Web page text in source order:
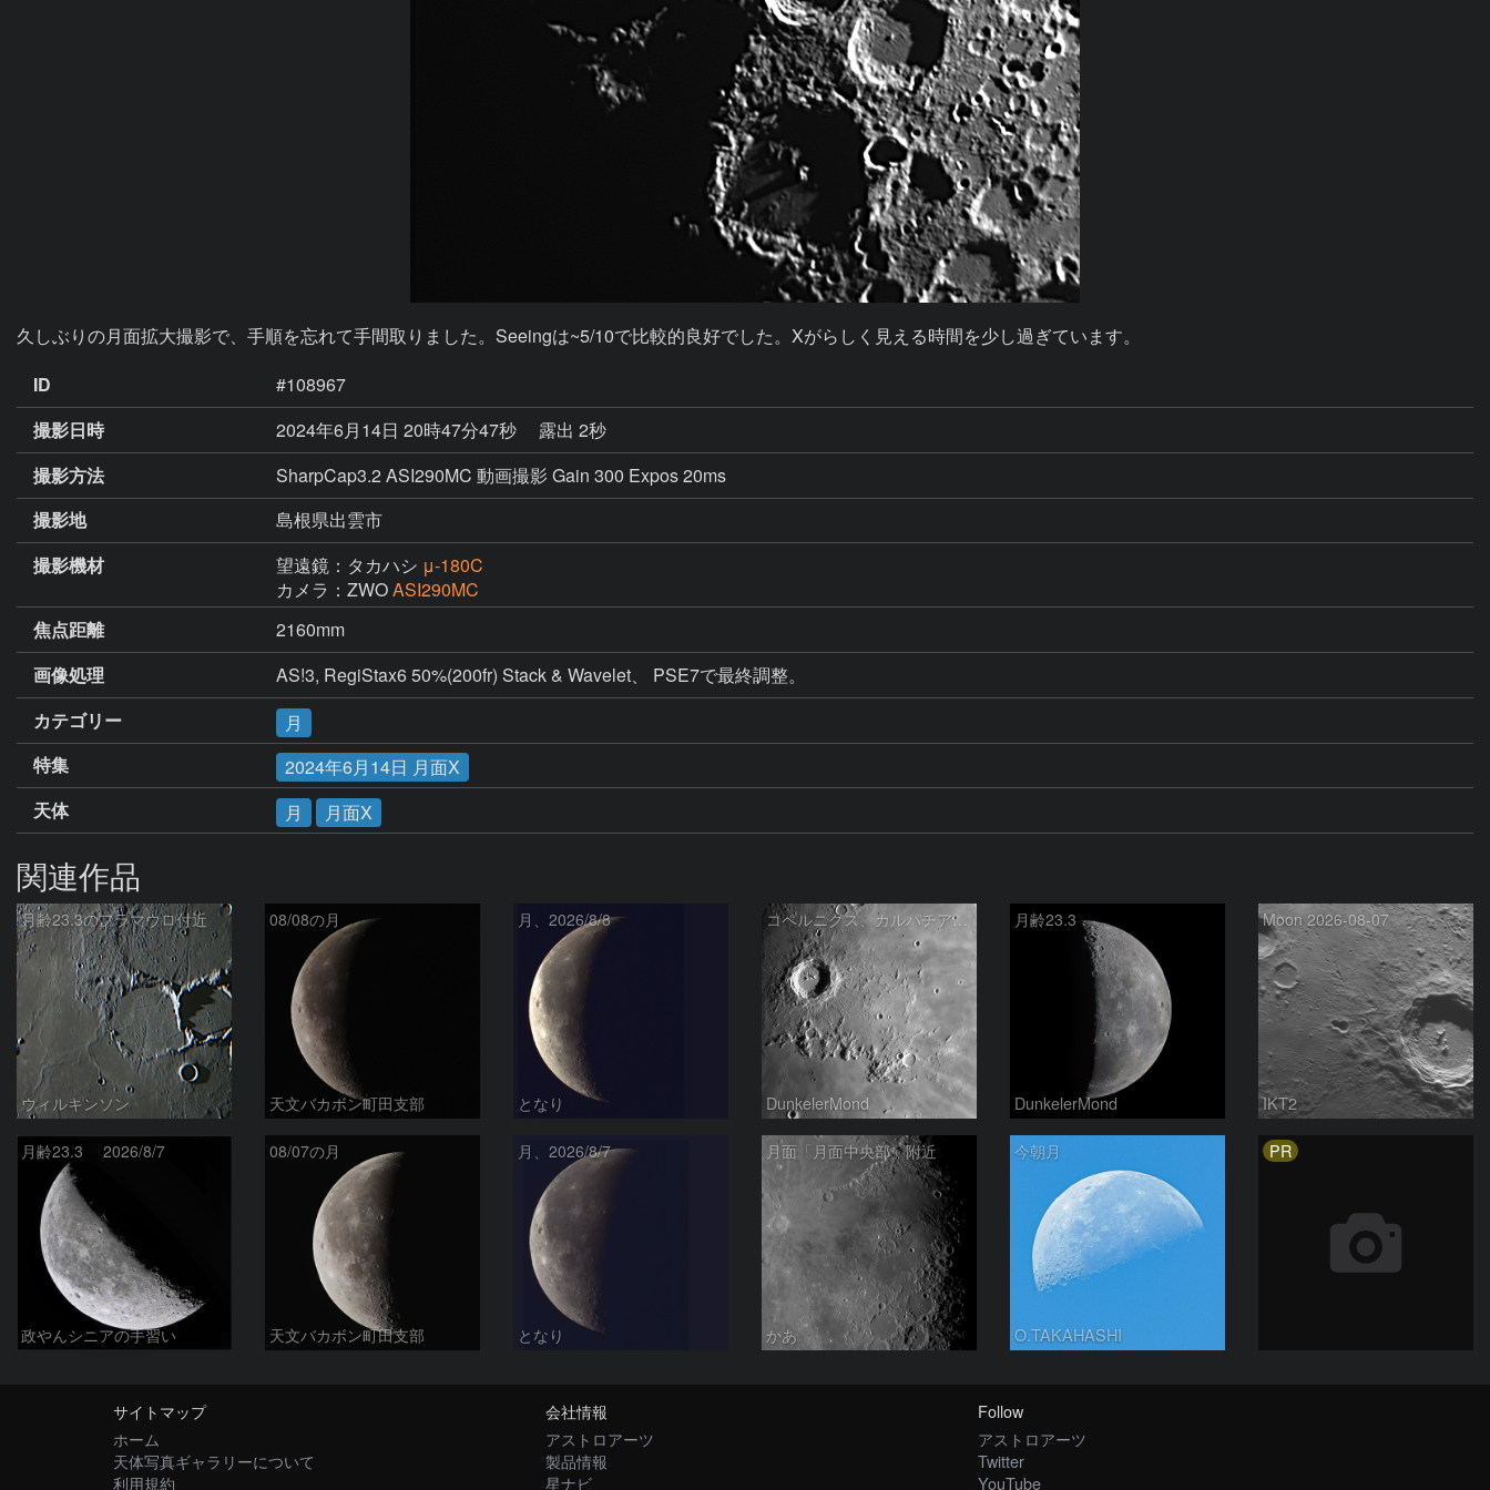
久しぶりの月面拡大撮影で、手順を忘れて手間取りました。Seeingは~5/10で比較的良好でした。Xがらしく見える時間を少し過ぎています。
ID
#108967
撮影日時
2024年6月14日 20時47分47秒
露出 2秒
撮影方法
SharpCap3.2 ASI290MC 動画撮影 Gain 300 Expos 20ms
撮影地
島根県出雲市
撮影機材
望遠鏡：タカハシ μ-180C
カメラ：ZWOASI290MC
焦点距離
2160mm
画像処理
AS!3, RegiStax6 50%(200fr) Stack & Wavelet、 PSE7で最終調整。
カテゴリー
月
特集
2024年6月14日 月面X
天体
月 月面X
関連作品
月齢23.3のフラマウロ付近
ウィルキンソン
08/08の月
天文バカボン町田支部
月、2026/8/8
となり
コペルニクス、カルパチア山脈付近
DunkelerMond
月齢23.3
DunkelerMond
Moon 2026-08-07
IKT2
月齢23.3 2026/8/7
政やんシニアの手習い
08/07の月
天文バカボン町田支部
月、2026/8/7
となり
月面「月面中央部」附近
かあ
今朝月
O.TAKAHASHI
PR
サイトマップ
ホーム
天体写真ギャラリーについて
利用規約
会社情報
アストロアーツ
製品情報
星ナビ
Follow
アストロアーツ
Twitter
YouTube